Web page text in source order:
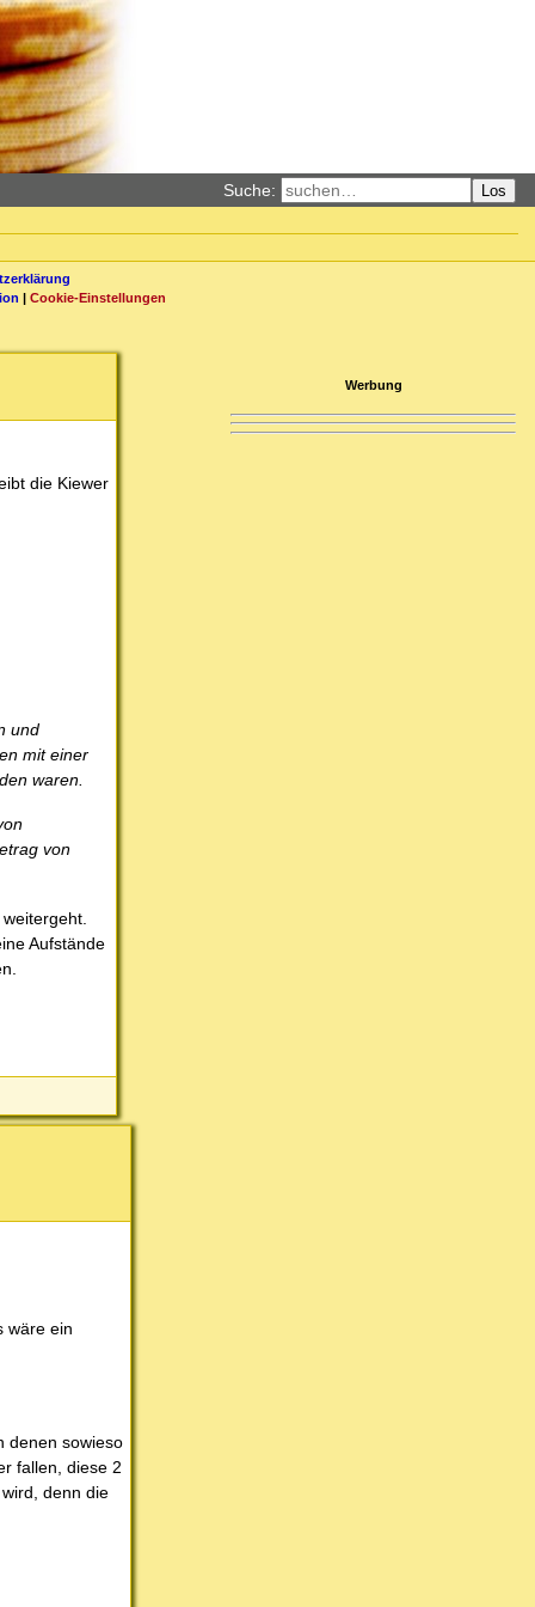
Suche: Los
| Cookie-Einstellungen
die Kiewer
und
mit einer
waren.
von
Aufstände
wäre ein
denen sowieso
fallen, diese 2
denn die
Werbung